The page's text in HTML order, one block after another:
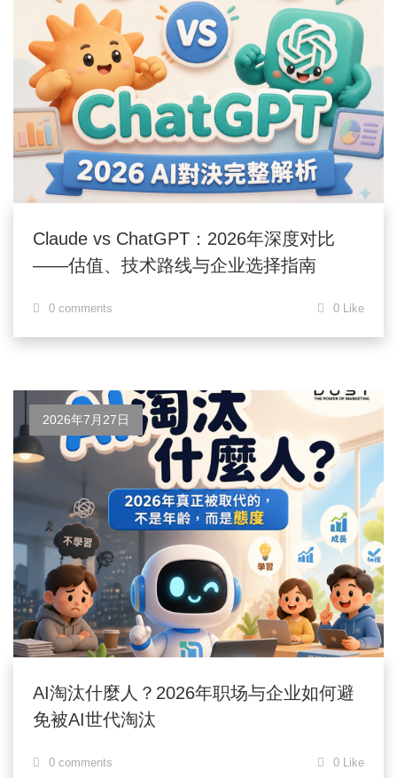
Claude vs ChatGPT：2026年深度对比
——估值、技术路线与企业选择指南
0 comments 0 Like
2026年7月27日
AI淘汰什麼人？2026年职场与企业如何避
免被AI世代淘汰
0 comments 0 Like